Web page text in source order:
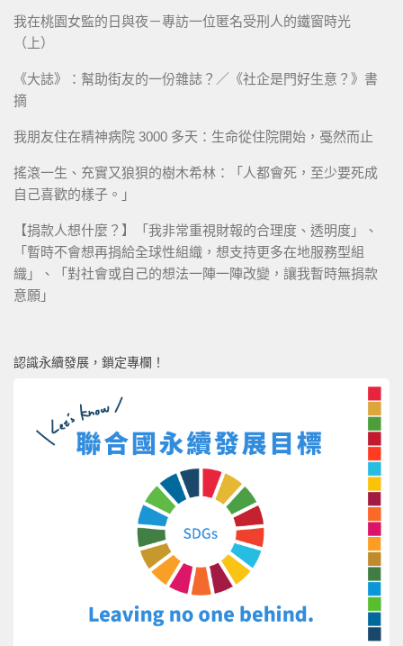
我在桃園女監的日與夜－專訪一位匿名受刑人的鐵窗時光
（上）
《大誌》：幫助街友的一份雜誌？／《社企是門好生意？》書
摘
我朋友住在精神病院 3000 多天：生命從住院開始，戞然而止
搖滾一生、充實又狼狽的樹木希林：「人都會死，至少要死成
自己喜歡的樣子。」
【捐款人想什麼？】「我非常重視財報的合理度、透明度」、
「暫時不會想再捐給全球性組織，想支持更多在地服務型組
織」、「對社會或自己的想法一陣一陣改變，讓我暫時無捐款
意願」
認識永續發展，鎖定專欄！